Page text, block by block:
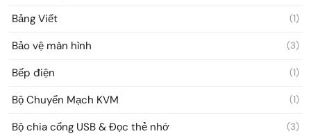
Bảng Viết (1)
Bảo vệ màn hình (3)
Bếp điện (1)
Bộ Chuyển Mạch KVM (1)
Bộ chia cổng USB & Đọc thẻ nhớ (3)